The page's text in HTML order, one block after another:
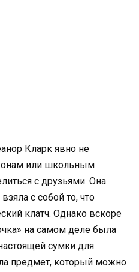
Кларк явно не
или школьным
с друзьями. Она
с собой то, что
клатч. Однако вскоре
на самом деле была
сумки для
предмет, который можно